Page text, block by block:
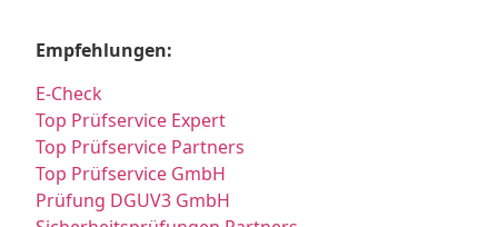
Empfehlungen:
E-Check
Top Prüfservice Expert
Top Prüfservice Partners
Top Prüfservice GmbH
Prüfung DGUV3 GmbH